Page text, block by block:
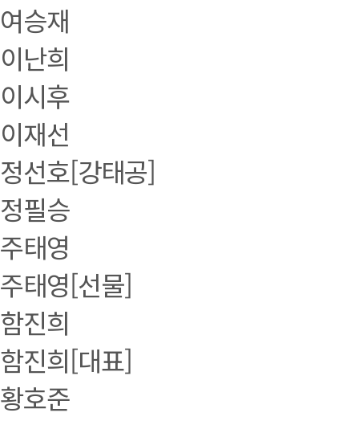
여승재
이난희
이시후
이재선
정선호[강태공]
정필승
주태영
주태영[선물]
함진희
함진희[대표]
황호준